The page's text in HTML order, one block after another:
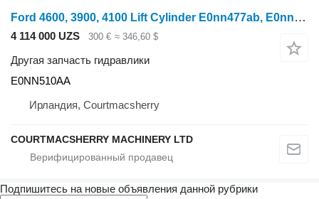
Ford 4600, 3900, 4100 Lift Cylinder E0nn477ab, E0nn477aa, E0NN510AA для трактора колесного Ford 4600
4 114 000 UZS 300 € ≈ 346,60 $
Другая запчасть гидравлики
E0NN510AA
Ирландия, Courtmacsherry
COURTMACSHERRY MACHINERY LTD
Подпишитесь на новые объявления данной рубрики